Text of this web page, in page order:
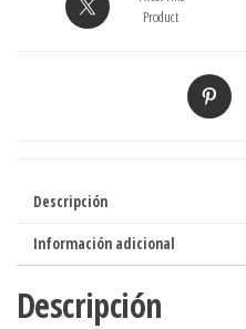
SS316L
Product
Descripción
Información adicional
Descripción